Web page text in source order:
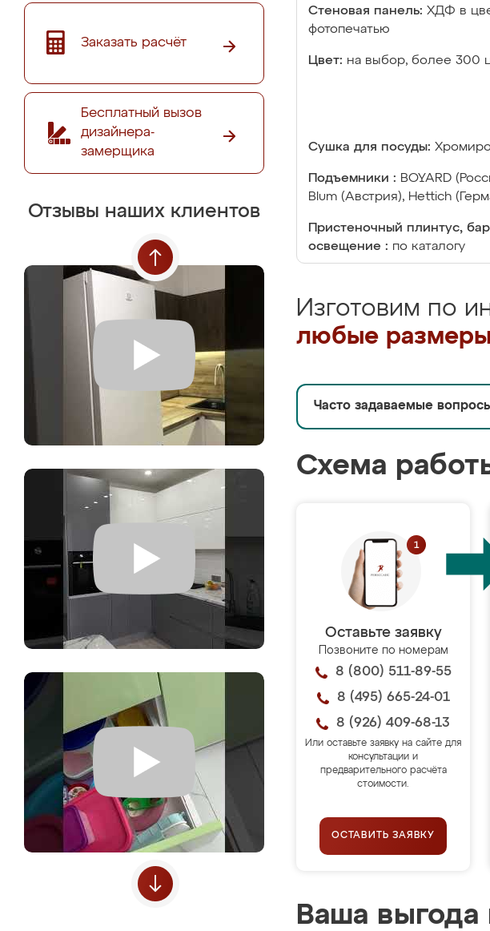
Заказать расчёт
Бесплатный вызов
дизайнера-
замерщика
Отзывы наших клиентов
Стеновая панель: ХДФ в
фотопечатью
Цвет: на выбор, более 300
Сушка для посуды:
Подъемники : BOYARD
Blum (Австрия), Hettich
Пристеночный плинтус,
освещение : по каталогу
Изготовим по
любые
Часто задаваемые
Схема
Оставьте заявку
Позвоните по номерам
8 (800) 511-89-55
8 (495) 665-24-01
8 (926) 409-68-13
Или оставьте заявку на сайте для
консультации и
предварительного расчёта
стоимости.
ОСТАВИТЬ ЗАЯВКУ
Ваша выгода